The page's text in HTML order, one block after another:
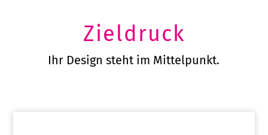
Zieldruck
Ihr Design steht im Mittelpunkt.